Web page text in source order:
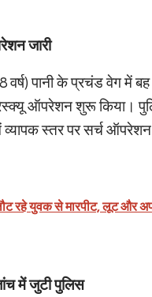
जारी
वर्ष) पानी के प्रचंड वेग
ऑपरेशन शुरू किया।
व्यापक स्तर पर सर्च
रहे युवक से मारपीट, लूट और
में जुटी पुलिस